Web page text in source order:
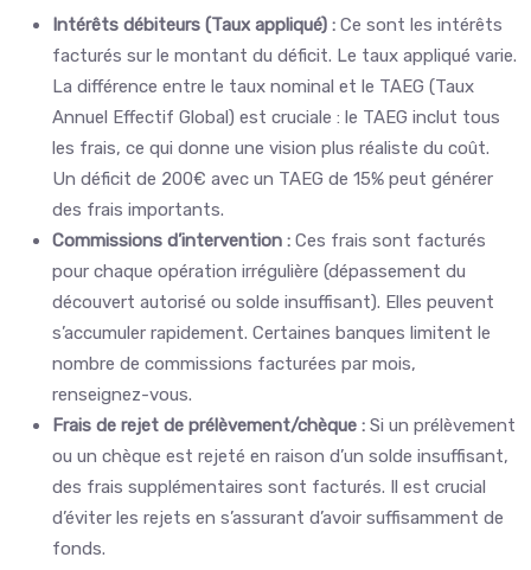
Intérêts débiteurs (Taux appliqué) : Ce sont les intérêts
facturés sur le montant du déficit. Le taux appliqué varie.
La différence entre le taux nominal et le TAEG (Taux
Annuel Effectif Global) est cruciale : le TAEG inclut tous
les frais, ce qui donne une vision plus réaliste du coût.
Un déficit de 200€ avec un TAEG de 15% peut générer
des frais importants.
Commissions d’intervention : Ces frais sont facturés
pour chaque opération irrégulière (dépassement du
découvert autorisé ou solde insuffisant). Elles peuvent
s’accumuler rapidement. Certaines banques limitent le
nombre de commissions facturées par mois,
renseignez-vous.
Frais de rejet de prélèvement/chèque : Si un prélèvement
ou un chèque est rejeté en raison d’un solde insuffisant,
des frais supplémentaires sont facturés. Il est crucial
d’éviter les rejets en s’assurant d’avoir suffisamment de
fonds.